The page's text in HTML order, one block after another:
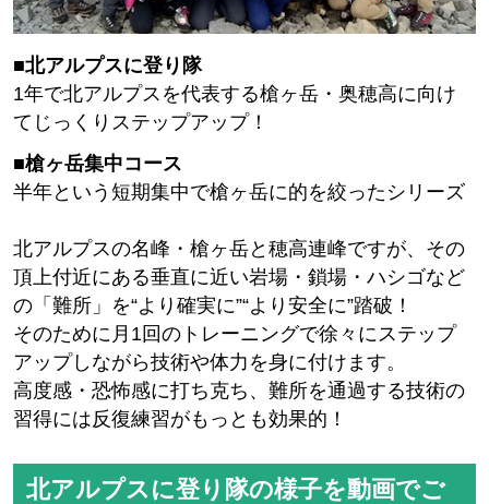
■北アルプスに登り隊
1年で北アルプスを代表する槍ヶ岳・奥穂高に向け
てじっくりステップアップ！
■槍ヶ岳集中コース
半年という短期集中で槍ヶ岳に的を絞ったシリーズ
北アルプスの名峰・槍ヶ岳と穂高連峰ですが、その
頂上付近にある垂直に近い岩場・鎖場・ハシゴなど
の「難所」を“より確実に”“より安全に”踏破！
そのために月1回のトレーニングで徐々にステップ
アップしながら技術や体力を身に付けます。
高度感・恐怖感に打ち克ち、難所を通過する技術の
習得には反復練習がもっとも効果的！
北アルプスに登り隊の様子を動画でご